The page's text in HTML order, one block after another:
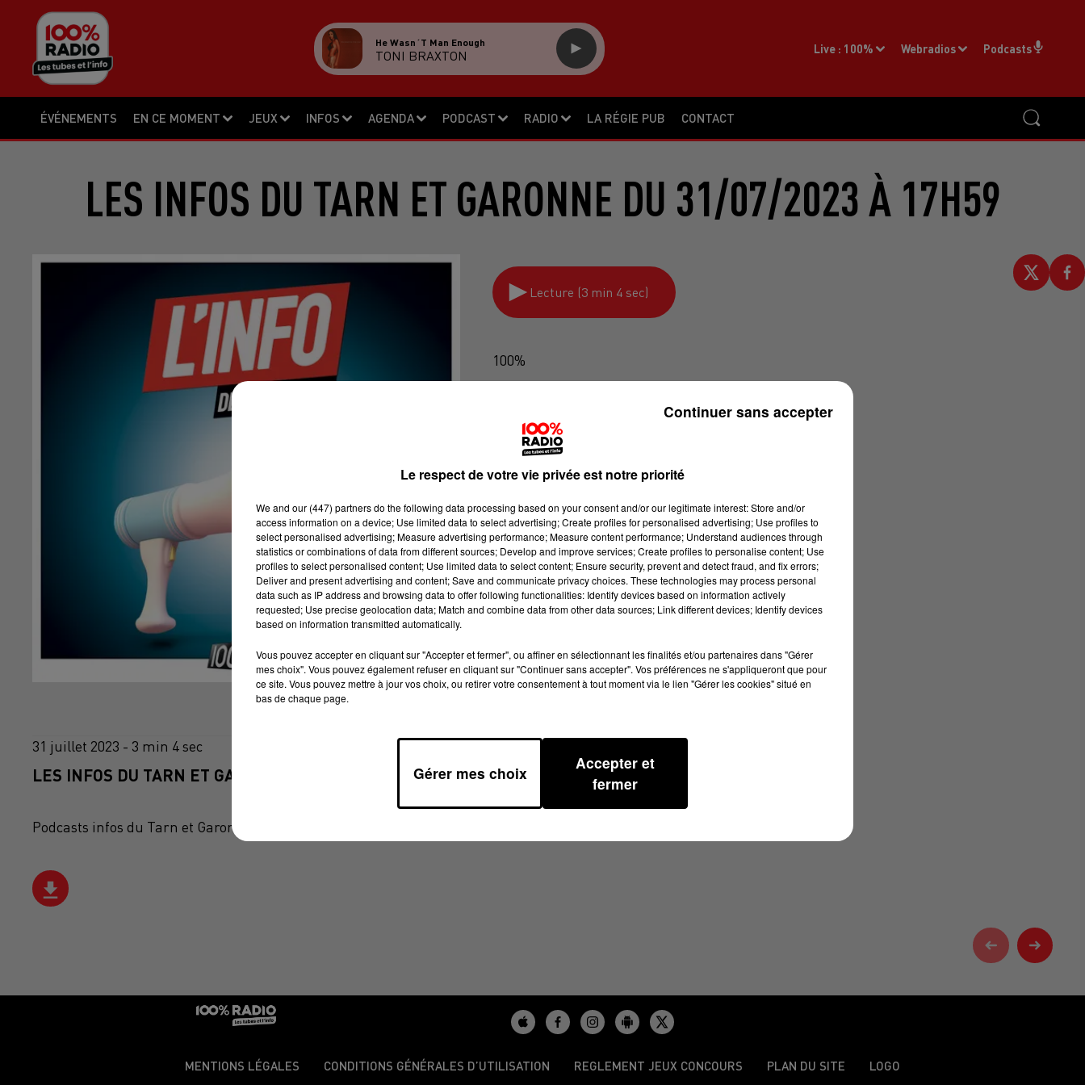
ÉVÉNEMENTS EN CE MOMENT JEUX INFOS AGENDA PODCAST RADIO LA RÉGIE PUB CONTACT
Live : 100% Webradios Podcasts
He Wasn´t Man Enough
TONI BRAXTON
LES INFOS DU TARN ET GARONNE DU 31/07/2023 À 17H59
Lecture (3 min 4 sec)
100%
31 juillet 2023 - 3 min 4 sec
LES INFOS DU TARN ET GARONNE DU 31/07/2023 À 17H59
Podcasts infos du Tarn et Garonne
MENTIONS LÉGALES CONDITIONS GÉNÉRALES D’UTILISATION REGLEMENT JEUX CONCOURS PLAN DU SITE LOGO
Le respect de votre vie privée est notre priorité
We and our (447) partnersdo the following data processing based on your consent and/or our legitimate interest: Store and/or
access information on a device; Use limited data to select advertising; Create profiles for personalised advertising; Use profiles to
select personalised advertising; Measure advertising performance; Measure content performance; Understand audiences through
statistics or combinations of data from different sources; Develop and improve services; Create profiles to personalise content; Use
profiles to select personalised content; Use limited data to select content; Ensure security, prevent and detect fraud, and fix errors;
Deliver and present advertising and content; Save and communicate privacy choices. These technologies may process personal
data such as IP address and browsing data to offer following functionalities: Identify devices based on information actively
requested; Use precise geolocation data; Match and combine data from other data sources; Link different devices; Identify devices
based on information transmitted automatically.
Vous pouvez accepter en cliquant sur "Accepter et fermer", ou affiner en sélectionnant les finalités et/ou partenaires dans "Gérer
mes choix". Vous pouvez également refuser en cliquant sur "Continuer sans accepter". Vos préférences ne s'appliqueront que pour
ce site. Vous pouvez mettre à jour vos choix, ou retirer votre consentement à tout moment via le lien "Gérer les cookies" situé en
bas de chaque page.
Gérer mes choix
Accepter et
fermer
Continuer sans accepter